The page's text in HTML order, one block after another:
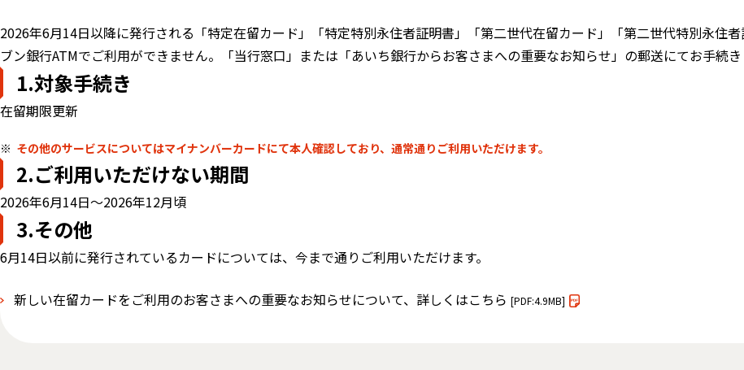
2026年6月14日以降に発行される「特定在留カード」「特定特別永住者証明書」「第二世代在留カード」「第二世代特別永住
ブン銀行ATMでご利用ができません。「当行窓口」または「あいち銀行からお客さまへの重要なお知らせ」の郵送にてお手続き
1.対象手続き
在留期限更新
その他のサービスについてはマイナンバーカードにて本人確認しており、通常通りご利用いただけます。
2.ご利用いただけない期間
2026年6月14日～2026年12月頃
3.その他
6月14日以前に発行されているカードについては、今まで通りご利用いただけます。
新しい在留カードをご利用のお客さまへの重要なお知らせについて、詳しくはこちら [PDF:4.9MB]